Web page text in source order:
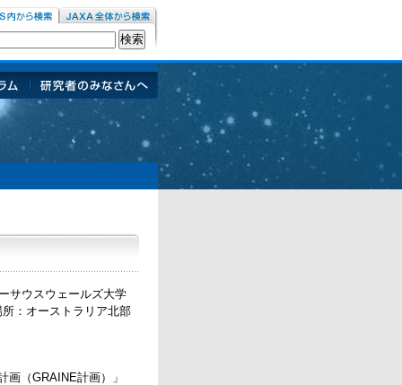
ラ
研究者のみなさん
サウスウェールズ大学
：オーストラリア北部
（GRAINE計画）」